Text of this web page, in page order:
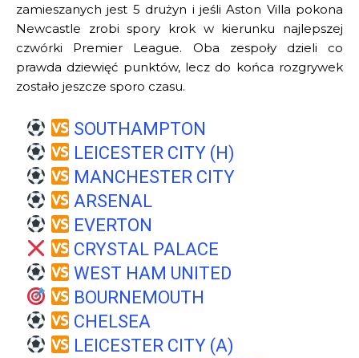
zamieszanych jest 5 drużyn i jeśli Aston Villa pokona
Newcastle zrobi spory krok w kierunku najlepszej
czwórki Premier League. Oba zespoły dzieli co
prawda dziewięć punktów, lecz do końca rozgrywek
zostało jeszcze sporo czasu.
SOUTHAMPTON
LEICESTER CITY (H)
MANCHESTER CITY
ARSENAL
EVERTON
CRYSTAL PALACE
WEST HAM UNITED
BOURNEMOUTH
CHELSEA
LEICESTER CITY (A)